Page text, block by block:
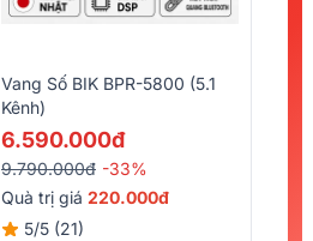
Vang Số BIK BPR-5800 (5.1
Kênh)
6.590.000đ
9.790.000đ -33%
Quà trị giá 220.000đ
5/5 (21)